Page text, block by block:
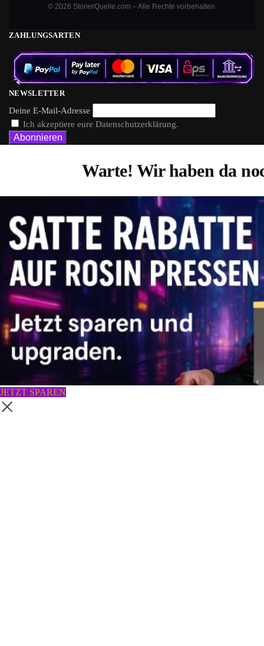
© 2026 StonerQuelle.com – Alle Rechte vorbehalten.
ZAHLUNGSARTEN
NEWSLETTER
Deine E-Mail-Adresse
Ich akzeptiere eure Datenschutzerklärung.
Warte! Wir haben da
JETZT SPAREN